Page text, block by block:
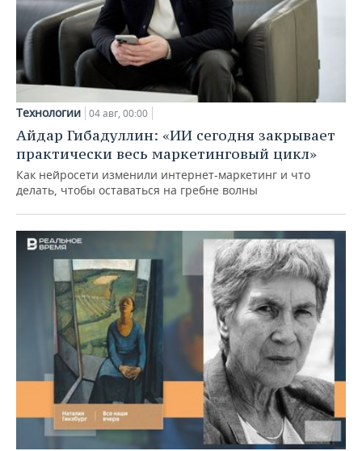
Технологии 04 авг, 00:00
Айдар Гибадуллин: «ИИ сегодня закрывает
практически весь маркетинговый цикл»
Как нейросети изменили интернет-маркетинг и что
делать, чтобы оставаться на гребне волны